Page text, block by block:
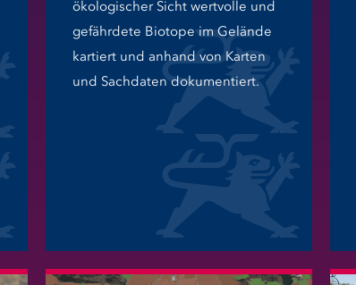
ökologischer Sicht wertvolle und
gefährdete Biotope im Gelände
kartiert und anhand von Karten
und Sachdaten dokumentiert.